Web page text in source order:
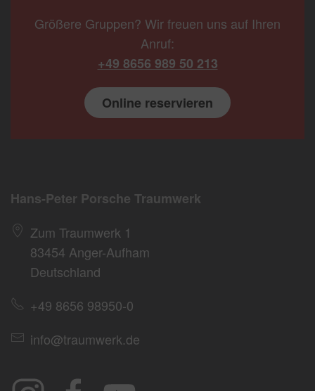
Größere Gruppen? Wir freuen uns auf Ihren
Anruf:
+49 8656 989 50 213
Online reservieren
Hans-Peter Porsche Traumwerk
Zum Traumwerk 1
83454 Anger-Aufham
Deutschland
+49 8656 98950-0
info@traumwerk.de